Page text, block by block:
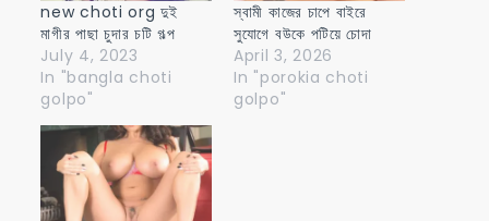
new choti org দুই
মাগীর পাছা চুদার চটি গল্প
July 4, 2023
In "bangla choti
golpo"
স্বামী কাজের চাপে বাইরে
সুযোগে বউকে পটিয়ে চোদা
April 3, 2026
In "porokia choti
golpo"